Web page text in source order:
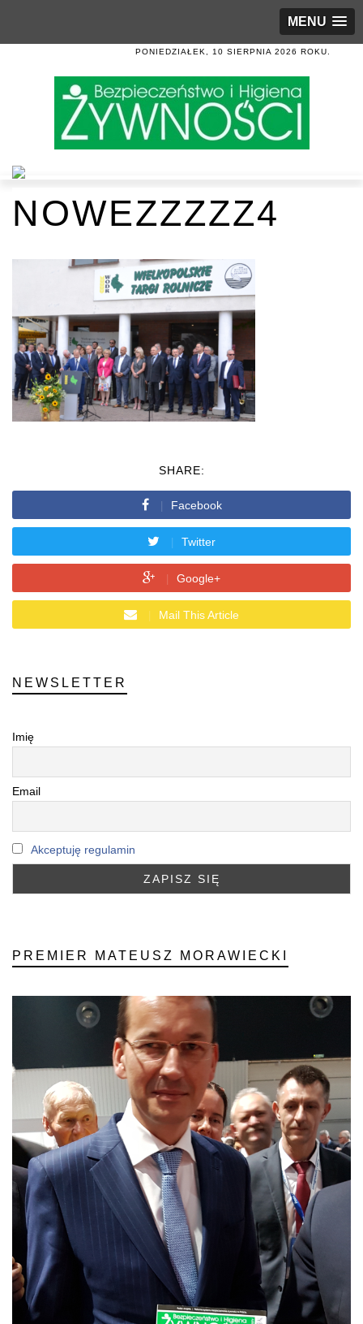
MENU
PONIEDZIAŁEK, 10 SIERPNIA 2026 ROKU.
NOWEZZZZZ4
SHARE:
Facebook
Twitter
Google+
Mail This Article
NEWSLETTER
Imię
Email
Akceptuję regulamin
PREMIER MATEUSZ MORAWIECKI